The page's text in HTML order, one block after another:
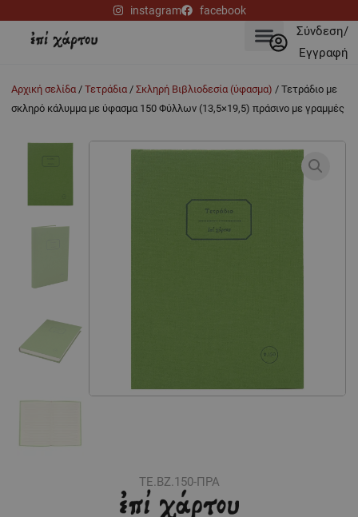
περιεχόμενο
instagram facebook
Σύνδεση/
Εγγραφή
Αρχική σελίδα /Τετράδια /Σκληρή Βιβλιοδεσία (ύφασμα) / Τετράδιο με
σκληρό κάλυμμα με ύφασμα 150 Φύλλων (13,5×19,5) πράσινο με γραμμές
ΤΕ.ΒZ.150-ΠΡΑ